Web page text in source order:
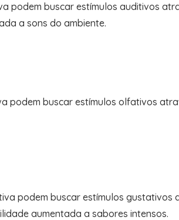
podem buscar estímulos auditivos
a sons do ambiente.
buscar estímulos olfativos
podem buscar estímulos
aumentada a sabores intensos.